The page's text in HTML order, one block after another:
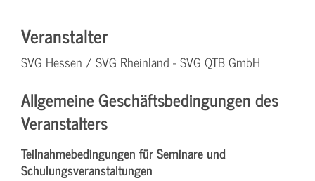
Veranstalter
SVG Hessen / SVG Rheinland - SVG QTB GmbH
Allgemeine Geschäftsbedingungen des
Veranstalters
Teilnahmebedingungen für Seminare und
Schulungsveranstaltungen